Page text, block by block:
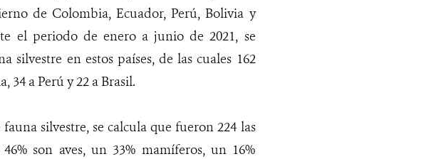
de Colombia, Ecuador, Perú, Bolivia y
el periodo de enero a junio de 2021, se
silvestre en estos países, de las cuales 162
34 a Perú y 22 a Brasil.
silvestre, se calcula que fueron 224 las
son aves, un 33% mamíferos, un 16%